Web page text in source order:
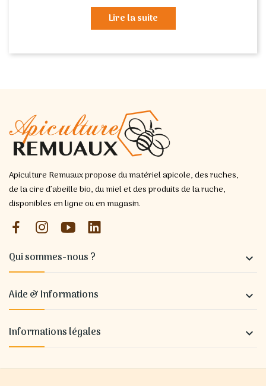
Lire la suite
Apiculture Remuaux propose du matériel apicole, des ruches,
de la cire d’abeille bio, du miel et des produits de la ruche,
disponibles en ligne ou en magasin.
Qui sommes-nous ? 
Aide & Informations 
Informations légales 